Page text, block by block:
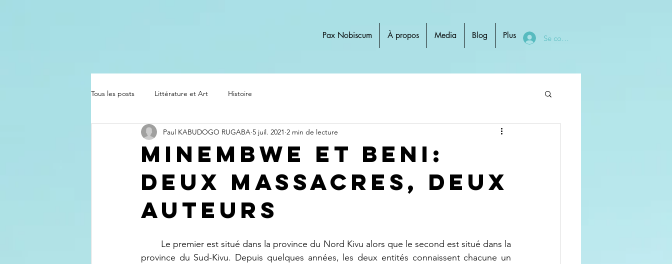
Pax Nobiscum À propos Media Blog Plus Se connecter
Tous les posts Littérature et Art Histoire
Minembwe et Beni:
deux massacres, deux
auteurs
Paul KABUDOGO RUGABA 5 juil. 2021 2 min de lecture
province du Sud-Kivu. Depuis quelques années, les deux entités connaissent chacune un